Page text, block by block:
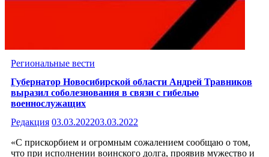
Региональные вести
Губернатор Новосибирской области Андрей Травников
выразил соболезнования в связи с гибелью
военнослужащих
Редакция 03.03.202203.03.2022
«С прискорбием и огромным сожалением сообщаю о том,
что при исполнении воинского долга, проявив мужество и